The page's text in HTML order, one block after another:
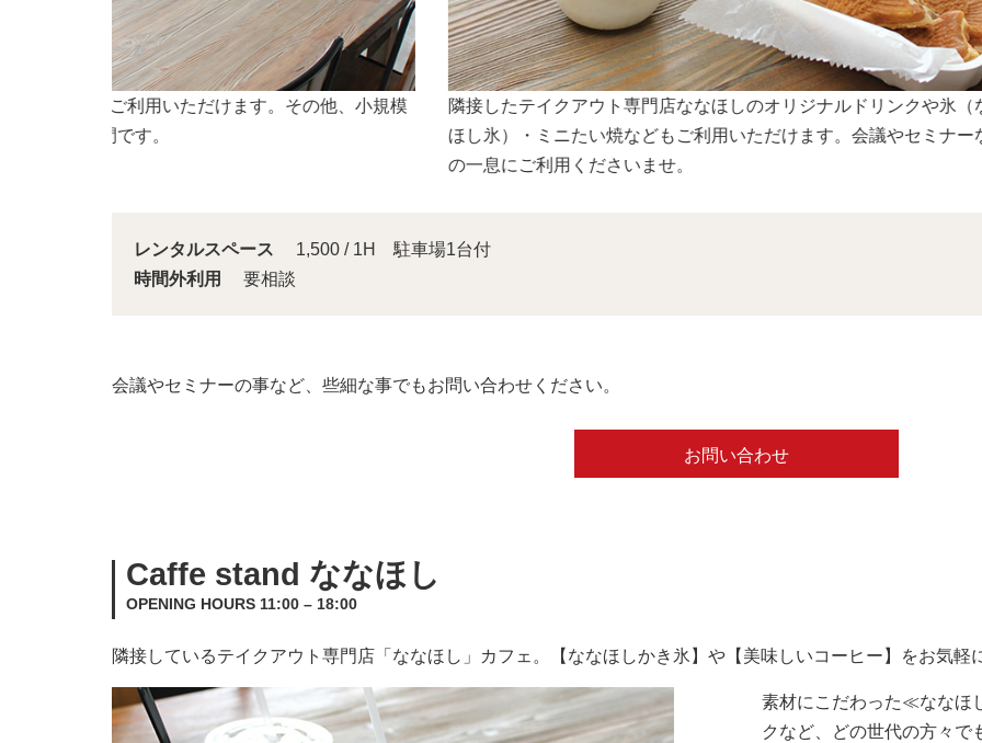
専門店ななほしのオリジナルドリンクや氷（なな
などもご利用いただけます。会議やセミナーなど
会議スペースは大きな窓から明るい日差しが入り込みます。
レンタルスペース
1,500 / 1H 駐車場1台付
時間外利用
要相談
会議やセミナーの事など、些細な事でもお問い合わせください。
お問い合わせ
Caffe stand ななほし
OPENING HOURS 11:00 – 18:00
隣接しているテイクアウト専門店「ななほし」カフェ。【ななほしかき氷】や【美味しいコーヒー】をお気軽
素材にこだわった≪ななほ
クなど、どの世代の方々で